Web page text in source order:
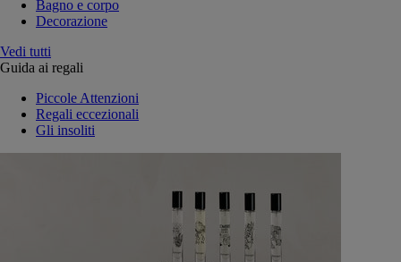
Bagno e corpo
Decorazione
Vedi tutti
Guida ai regali
Piccole Attenzioni
Regali eccezionali
Gli insoliti